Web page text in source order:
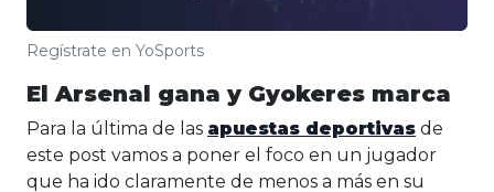
Regístrate en YoSports
El Arsenal gana y Gyokeres marca
Para la última de las apuestas deportivas de
este post vamos a poner el foco en un jugador
que ha ido claramente de menos a más en su